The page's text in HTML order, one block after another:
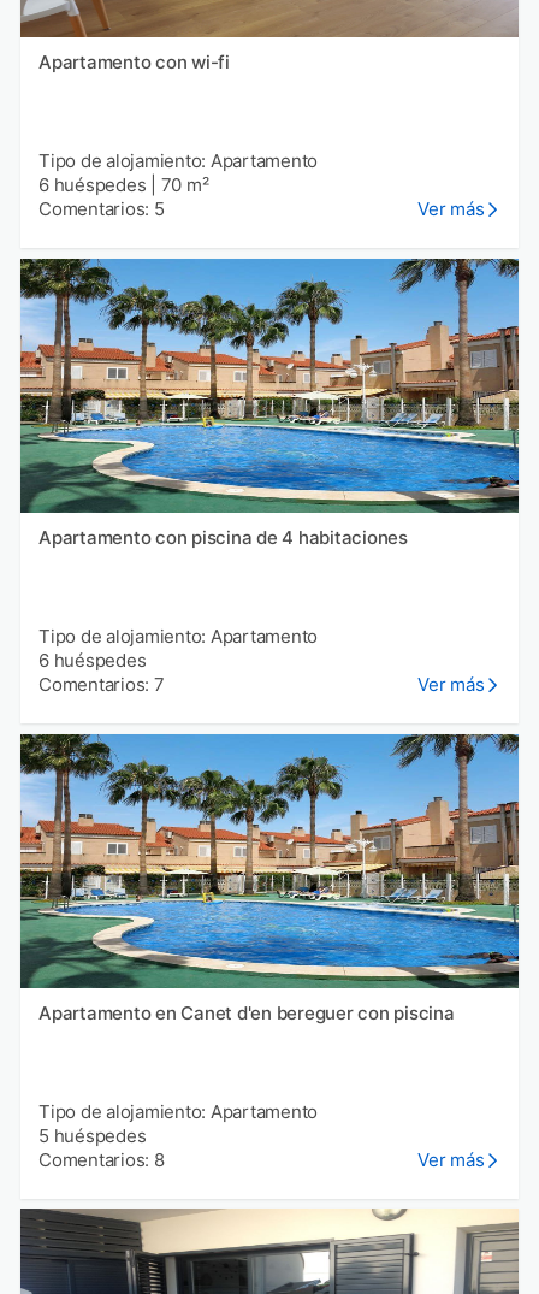
Apartamento con wi-fi
Tipo de alojamiento: Apartamento
6 huéspedes
70 m²
Comentarios: 5
Ver más
Apartamento con piscina de 4 habitaciones
Tipo de alojamiento: Apartamento
6 huéspedes
Comentarios: 7
Ver más
Apartamento en Canet d'en bereguer con piscina
Tipo de alojamiento: Apartamento
5 huéspedes
Comentarios: 8
Ver más